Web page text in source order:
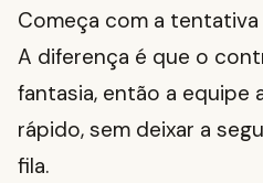
Começa com a
A diferença é que o
fantasia, então a equipe
rápido, sem deixar a
fila.